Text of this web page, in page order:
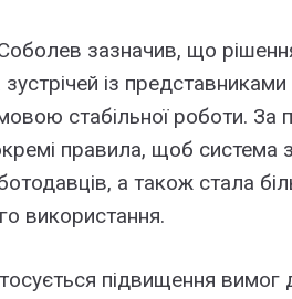
зазначив, що
зустрічей із
стабільної роботи. За
правила, щоб
а також стала
використання.
підвищення вимог